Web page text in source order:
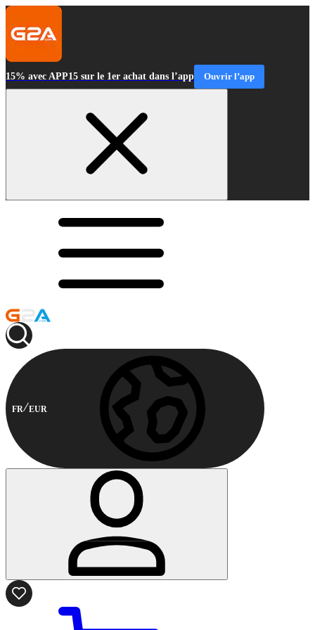
15% avec APP15 sur le 1er achat dans l’app Ouvrir l’app
FR EUR